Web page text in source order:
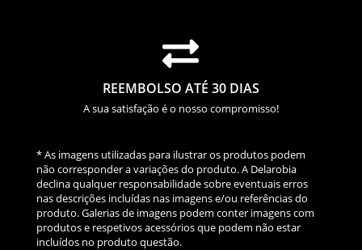

REEMBOLSO ATÉ 30 DIAS
A sua satisfação é o nosso compromisso!
* As imagens utilizadas para ilustrar os produtos podem
não corresponder a variações do produto. A Delarobia
declina qualquer responsabilidade sobre eventuais erros
nas descrições incluídas nas imagens e/ou referências do
produto. Galerias de imagens podem conter imagens com
produtos e respetivos acessórios que podem não estar
incluídos no produto questão.